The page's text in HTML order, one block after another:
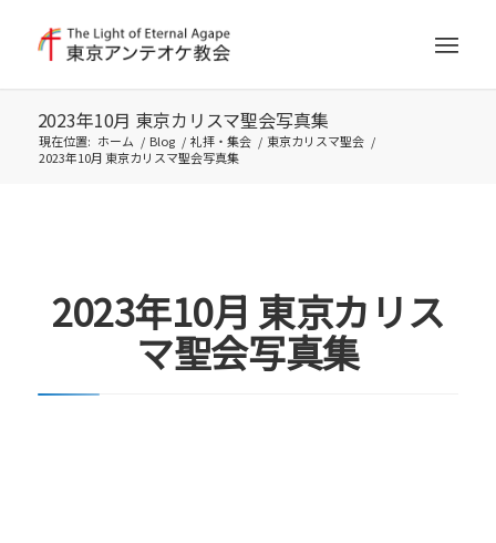
2023年10月 東京カリスマ聖会写真集
現在位置: ホーム / Blog / 礼拝・集会 / 東京カリスマ聖会 /
2023年10月 東京カリスマ聖会写真集
2023年10月 東京カリス
マ聖会写真集